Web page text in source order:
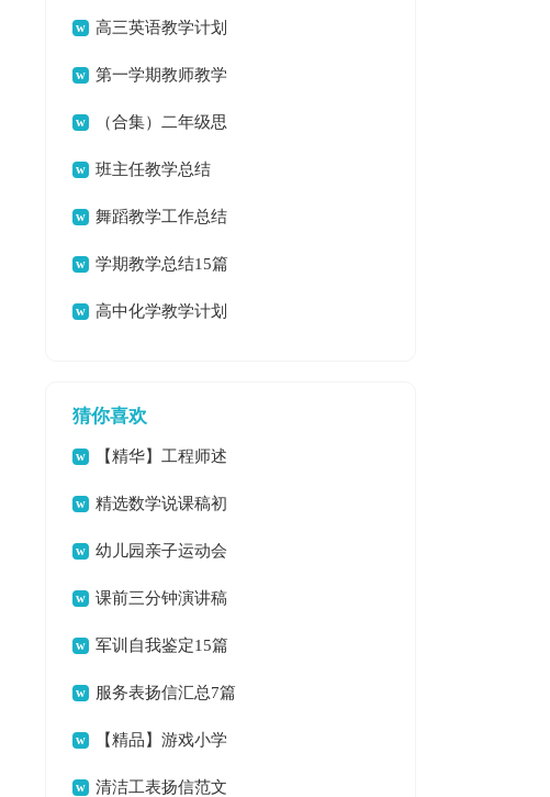
教学工作总结范文
高三英语教学计划
15篇[优选]
第一学期教师教学
工作总结范文
（合集）二年级思
想品德教学计划11篇
班主任教学总结
舞蹈教学工作总结
15篇【优选】
学期教学总结15篇
（精品）
高中化学教学计划
猜你喜欢
【精华】工程师述
职报告3篇
精选数学说课稿初
中锦集8篇
幼儿园亲子运动会
幼儿代表发言稿
课前三分钟演讲稿
军训自我鉴定15篇
服务表扬信汇总7篇
【精品】游戏小学
作文4篇
清洁工表扬信范文